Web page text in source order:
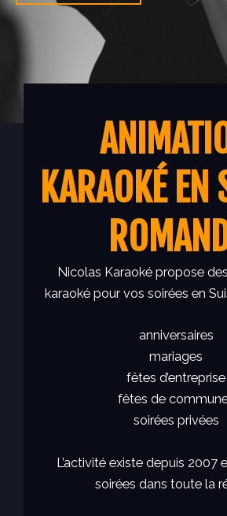
KARAOKÉ EN
Nicolas Karaoké propose
karaoké pour vos soirées en
anniversaires
mariages
fêtes d’entreprise
fêtes de
soirées privées
L’activité existe depuis 2007
soirées dans toute la